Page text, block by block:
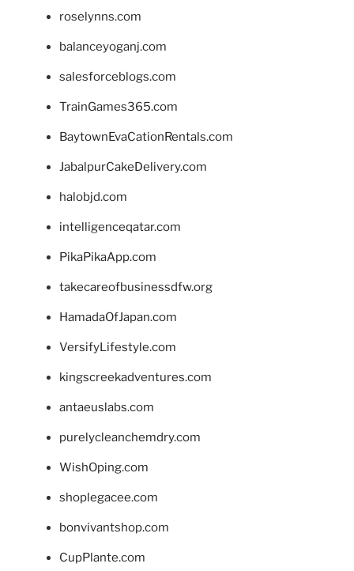
roselynns.com
balanceyoganj.com
salesforceblogs.com
TrainGames365.com
BaytownEvaCationRentals.com
JabalpurCakeDelivery.com
halobjd.com
intelligenceqatar.com
PikaPikaApp.com
takecareofbusinessdfw.org
HamadaOfJapan.com
VersifyLifestyle.com
kingscreekadventures.com
antaeuslabs.com
purelycleanchemdry.com
WishOping.com
shoplegacee.com
bonvivantshop.com
CupPlante.com